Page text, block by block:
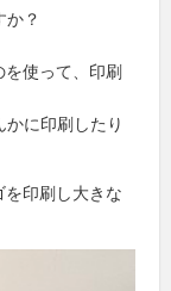
か？
使って、印刷
に印刷したり
印刷し大きな